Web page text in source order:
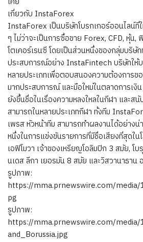
เกี่ยวกับ InstaForex
InstaForex เป็นบริษัทโบรกเกอร์ออนไลน์ที่
ๆ ไม่ว่าจะเป็นการซื้อขาย Forex, CFD, หุ้น
โตเคอร์เรนซี โดยเป็นส่วนหนึ่งของกลุ่มบริษัท
ประสบการณ์อย่าง InstaFintech บริษัทให้
หลายประเภทเพื่อตอบสนองความต้องการข
มากประสบการณ์ และมือใหม่ในตลาดการเ
ยังขึ้นชื่อในเรื่องความหลงใหลในกีฬา และส
สามารถในหลายประเภทกีฬา ทั้งทีม
เพรส หัวหน้าทีม สามารถทำผลงานได้อย่าง
หนึ่งในการแข่งขันรายการที่มีชื่อเสียงที่สุดใ
เอฟิโมวา เจ้าของเหรียญโอลิมปิก 3 สมัย, โ
นเดส ลีกา เยอรมัน 8 สมัย และวิสวานาธาน
รูปภาพ:
https://mma.prnewswire.com/
pg
รูปภาพ:
https://mma.prnewswire.com/
and_Borussia.jpg